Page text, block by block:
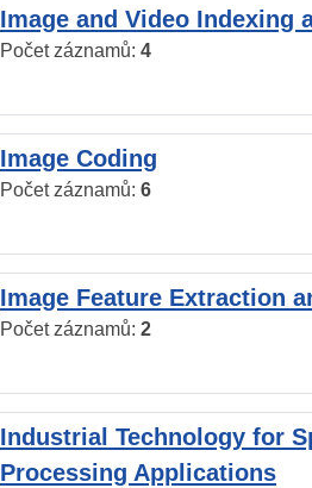
Image and Video Indexing
Počet záznamů: 4
Image Coding
Počet záznamů: 6
Image Feature Extraction
Počet záznamů: 2
Industrial Technology for
Processing Applications